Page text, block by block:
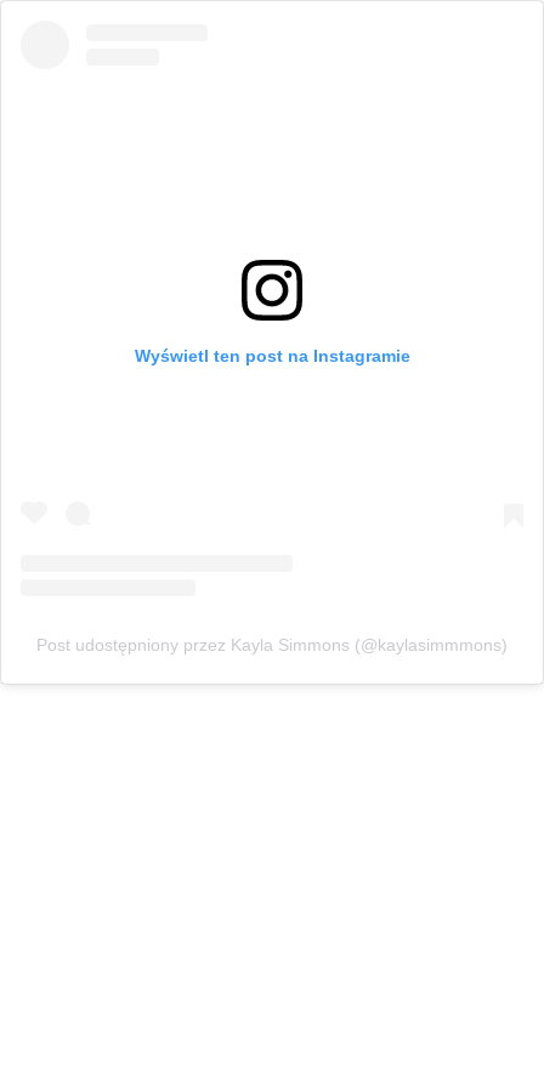
Wyświetl ten post na Instagramie
Post udostępniony przez Kayla Simmons (@kaylasimmmons)